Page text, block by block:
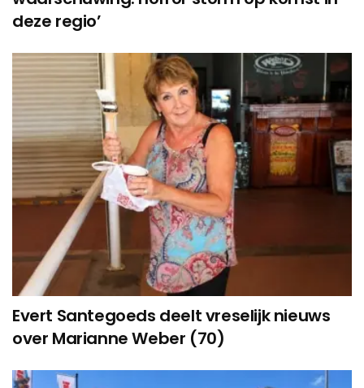
deze regio’
Evert Santegoeds deelt vreselijk nieuws
over Marianne Weber (70)